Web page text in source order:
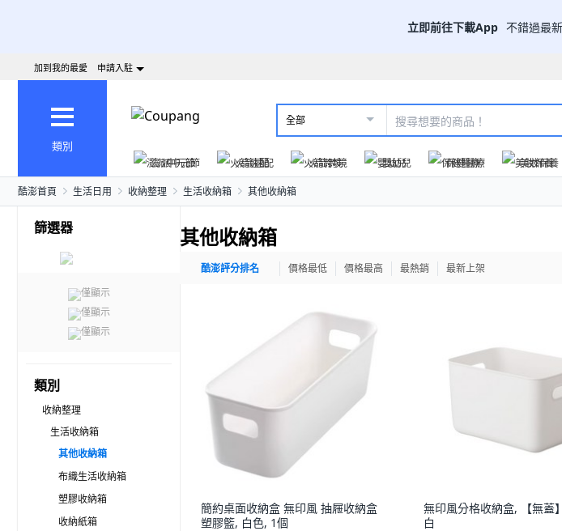
立即前往下載App 不錯過最
加到我的最愛 申請入駐
類別
全部
澎派中元節
火箭速配 火箭跨境 嬰幼兒 保健醫療 美妝保養
酷澎首頁 生活日用 收納整理 生活收納箱 其他收納箱
篩選器
僅顯示
僅顯示
僅顯示
類別
收納整理
生活收納箱
其他收納箱
布織生活收納箱
塑膠收納箱
收納紙箱
其他收納箱
酷澎評分排名 價格最低 價格最高 最熱銷 最新上架
簡約桌面收納盒 無印風 抽屜收納盒
塑膠籃, 白色, 1個
無印風分格收納盒, 【無蓋
白